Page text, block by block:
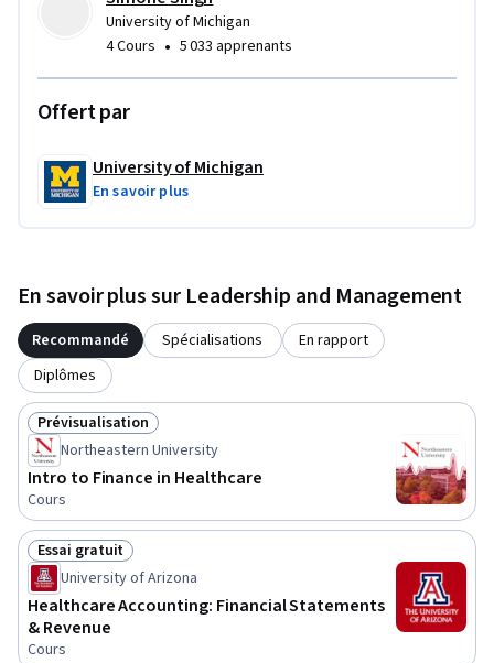
University of Michigan
4 Cours • 5 033 apprenants
Offert par
University of Michigan
En savoir plus
En savoir plus sur Leadership and Management
Recommandé Spécialisations
En rapport
Diplômes
Statut : Prévisualisation
Prévisualisation
Northeastern University
Intro to Finance in Healthcare
Cours
Statut : Essai gratuit
Essai gratuit
University of Arizona
Healthcare Accounting: Financial Statements
& Revenue
Cours